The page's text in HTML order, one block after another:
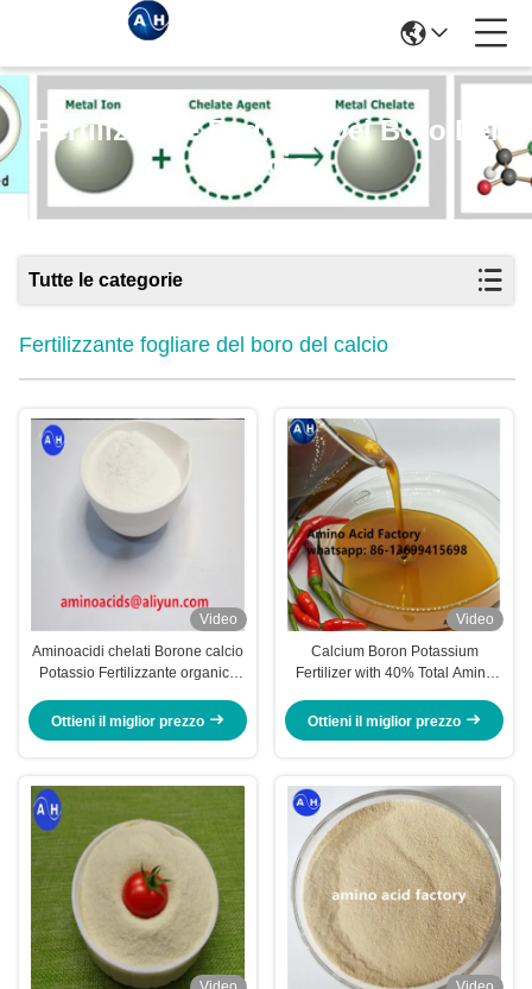
Fertilizzante Fogliare Del Boro Del
Calcio
Tutte le categorie
Fertilizzante fogliare del boro del calcio
Video
Aminoacidi chelati Borone calcio
Potassio Fertilizzante organico
Ottieni il miglior prezzo
Video
Calcium Boron Potassium
Fertilizer with 40% Total Amino
Accelerated Color Development
in Pepper Chili Plants
Ottieni il miglior prezzo